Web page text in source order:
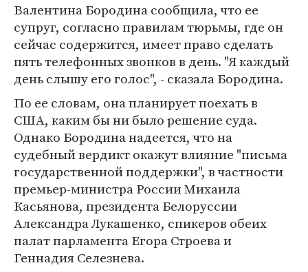
Валентина Бородина сообщила, что ее
супруг, согласно правилам тюрьмы, где он
сейчас содержится, имеет право сделать
пять телефонных звонков в день. "Я каждый
день слышу его голос", - сказала Бородина.
По ее словам, она планирует поехать в
США, каким бы ни было решение суда.
Однако Бородина надеется, что на
судебный вердикт окажут влияние "письма
государственной поддержки", в частности
премьер-министра России Михаила
Касьянова, президента Белоруссии
Александра Лукашенко, спикеров обеих
палат парламента Егора Строева и
Геннадия Селезнева.